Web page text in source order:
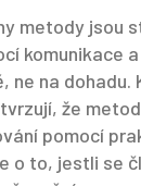
metody jsou
komunikace
ne na dohadu.
že
pomocí
o to, jestli se